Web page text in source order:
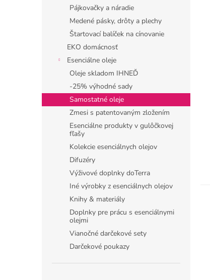
Pájkovačky a náradie
Medené pásky, drôty a plechy
Štartovací balíček na cínovanie
EKO domácnosť
Esenciálne oleje
Oleje skladom IHNEĎ
-25% výhodné sady
Samostatné oleje
Zmesi s patentovaným zložením
Esenciálne produkty v gulôčkovej
fľašy
Kolekcie esenciálnych olejov
Difuzéry
Výživové doplnky doTerra
Iné výrobky z esenciálnych olejov
Knihy & materiály
Doplnky pre prácu s esenciálnymi
olejmi
Vianočné darčekové sety
Darčekové poukazy